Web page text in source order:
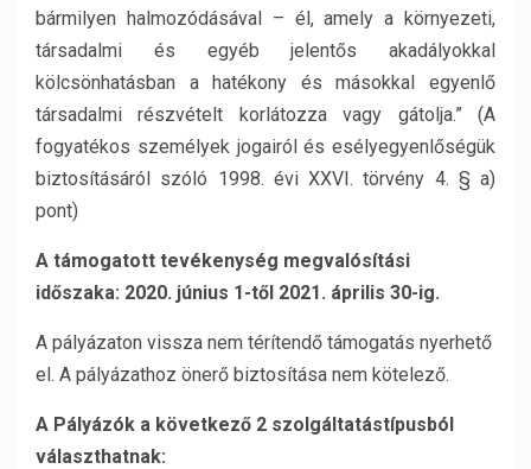
bármilyen halmozódásával – él, amely a környezeti,
társadalmi és egyéb jelentős akadályokkal
kölcsönhatásban a hatékony és másokkal egyenlő
társadalmi részvételt korlátozza vagy gátolja.” (A
fogyatékos személyek jogairól és esélyegyenlőségük
biztosításáról szóló 1998. évi XXVI. törvény 4. § a)
pont)
A támogatott tevékenység megvalósítási
időszaka: 2020. június 1-től 2021. április 30-ig.
A pályázaton vissza nem térítendő támogatás nyerhető
el. A pályázathoz önerő biztosítása nem kötelező.
A Pályázók a következő 2 szolgáltatástípusból
választhatnak: